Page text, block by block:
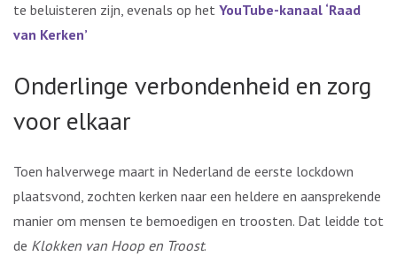
te beluisteren zijn, evenals op het YouTube-kanaal ‘Raad
van Kerken’
Onderlinge verbondenheid en zorg
voor elkaar
Toen halverwege maart in Nederland de eerste lockdown
plaatsvond, zochten kerken naar een heldere en aansprekende
manier om mensen te bemoedigen en troosten. Dat leidde tot
de Klokken van Hoop en Troost.